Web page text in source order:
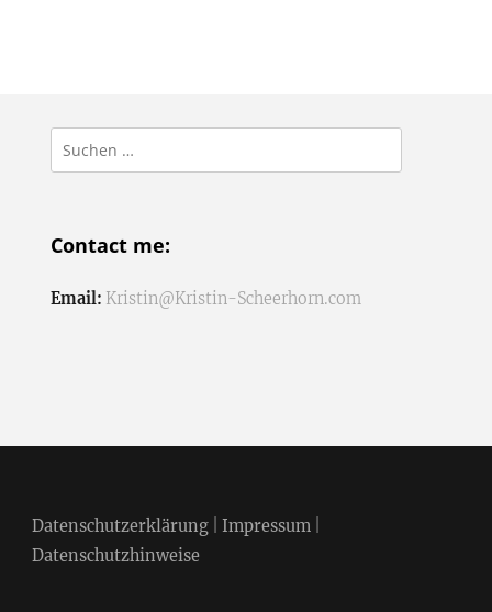
Suchen
nach:
Contact me:
Email: Kristin@Kristin-Scheerhorn.com
Datenschutzerklärung| Impressum|
Datenschutzhinweise